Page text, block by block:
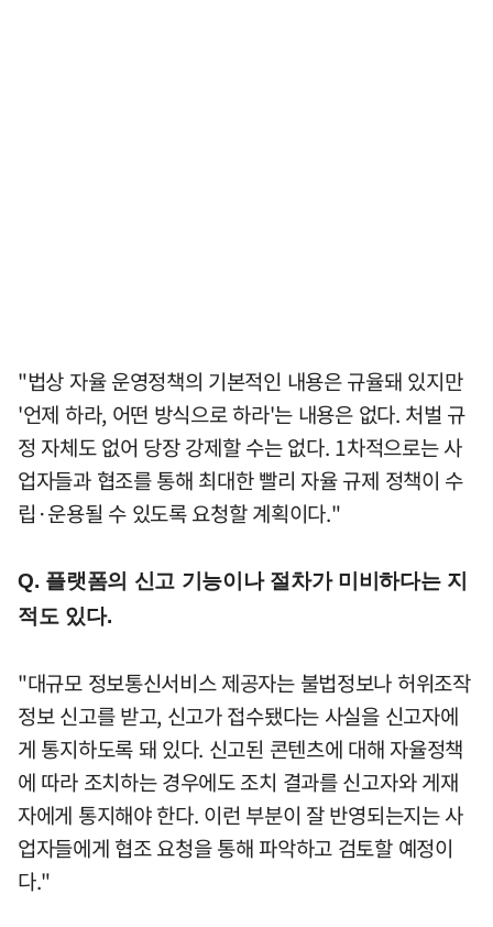
"법상 자율 운영정책의 기본적인 내용은 규율돼 있지만
'언제 하라, 어떤 방식으로 하라'는 내용은 없다. 처벌 규
정 자체도 없어 당장 강제할 수는 없다. 1차적으로는 사
업자들과 협조를 통해 최대한 빨리 자율 규제 정책이 수
립·운용될 수 있도록 요청할 계획이다."
Q. 플랫폼의 신고 기능이나 절차가 미비하다는 지
적도 있다.
"대규모 정보통신서비스 제공자는 불법정보나 허위조작
정보 신고를 받고, 신고가 접수됐다는 사실을 신고자에
게 통지하도록 돼 있다. 신고된 콘텐츠에 대해 자율정책
에 따라 조치하는 경우에도 조치 결과를 신고자와 게재
자에게 통지해야 한다. 이런 부분이 잘 반영되는지는 사
업자들에게 협조 요청을 통해 파악하고 검토할 예정이
다."